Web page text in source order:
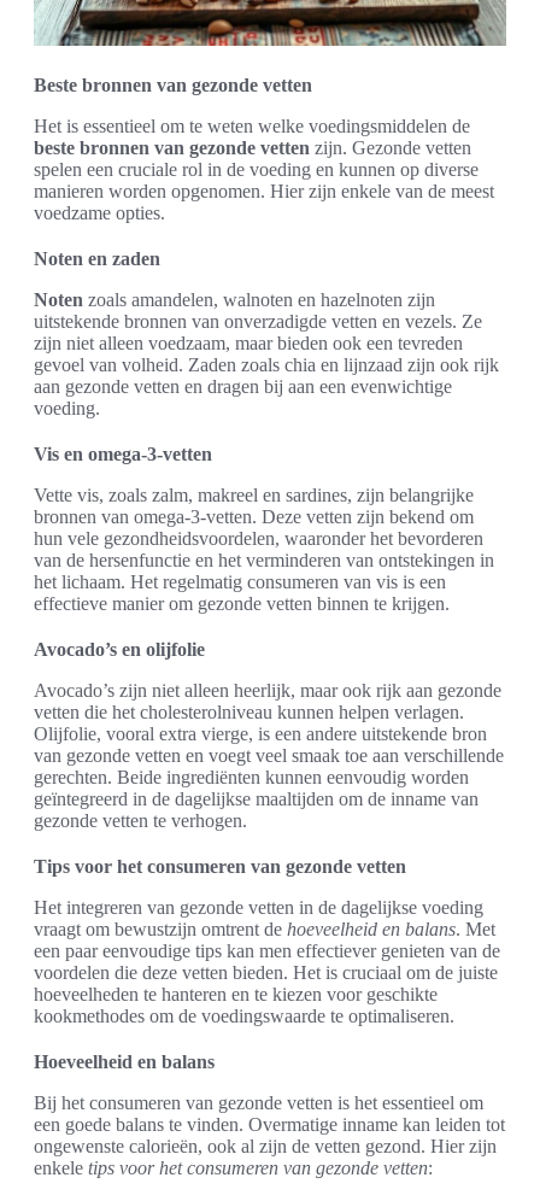
Beste bronnen van gezonde vetten
Het is essentieel om te weten welke voedingsmiddelen de
beste bronnen van gezonde vetten zijn. Gezonde vetten
spelen een cruciale rol in de voeding en kunnen op diverse
manieren worden opgenomen. Hier zijn enkele van de meest
voedzame opties.
Noten en zaden
Noten zoals amandelen, walnoten en hazelnoten zijn
uitstekende bronnen van onverzadigde vetten en vezels. Ze
zijn niet alleen voedzaam, maar bieden ook een tevreden
gevoel van volheid. Zaden zoals chia en lijnzaad zijn ook rijk
aan gezonde vetten en dragen bij aan een evenwichtige
voeding.
Vis en omega-3-vetten
Vette vis, zoals zalm, makreel en sardines, zijn belangrijke
bronnen van omega-3-vetten. Deze vetten zijn bekend om
hun vele gezondheidsvoordelen, waaronder het bevorderen
van de hersenfunctie en het verminderen van ontstekingen in
het lichaam. Het regelmatig consumeren van vis is een
effectieve manier om gezonde vetten binnen te krijgen.
Avocado’s en olijfolie
Avocado’s zijn niet alleen heerlijk, maar ook rijk aan gezonde
vetten die het cholesterolniveau kunnen helpen verlagen.
Olijfolie, vooral extra vierge, is een andere uitstekende bron
van gezonde vetten en voegt veel smaak toe aan verschillende
gerechten. Beide ingrediënten kunnen eenvoudig worden
geïntegreerd in de dagelijkse maaltijden om de inname van
gezonde vetten te verhogen.
Tips voor het consumeren van gezonde vetten
Het integreren van gezonde vetten in de dagelijkse voeding
vraagt om bewustzijn omtrent de hoeveelheid en balans. Met
een paar eenvoudige tips kan men effectiever genieten van de
voordelen die deze vetten bieden. Het is cruciaal om de juiste
hoeveelheden te hanteren en te kiezen voor geschikte
kookmethodes om de voedingswaarde te optimaliseren.
Hoeveelheid en balans
Bij het consumeren van gezonde vetten is het essentieel om
een goede balans te vinden. Overmatige inname kan leiden tot
ongewenste calorieën, ook al zijn de vetten gezond. Hier zijn
enkele tips voor het consumeren van gezonde vetten: